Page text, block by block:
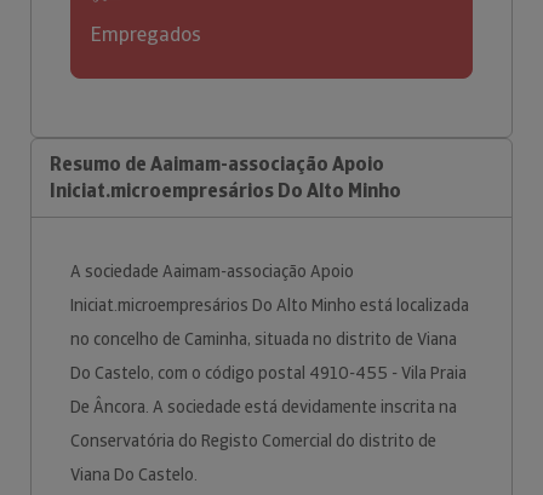
Empregados
Resumo de Aaimam-associação Apoio
Iniciat.microempresários Do Alto Minho
A sociedade Aaimam-associação Apoio
Iniciat.microempresários Do Alto Minho está localizada
no concelho de Caminha, situada no distrito de Viana
Do Castelo, com o código postal 4910-455 - Vila Praia
De Âncora. A sociedade está devidamente inscrita na
Conservatória do Registo Comercial do distrito de
Viana Do Castelo.